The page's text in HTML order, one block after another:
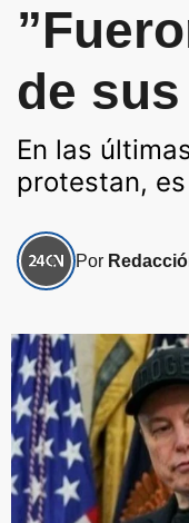
de
En las
protestan, es
Por